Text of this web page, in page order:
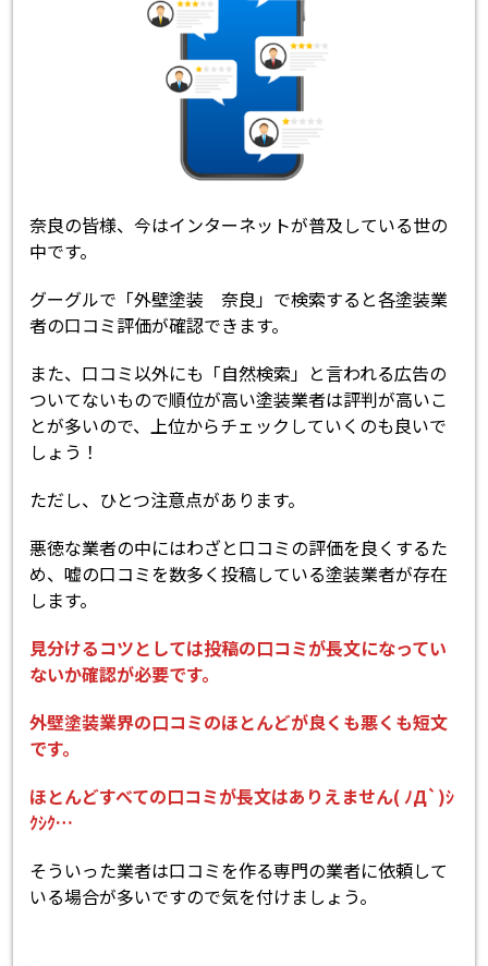
奈良の皆様、今はインターネットが普及している世の
中です。
グーグルで「外壁塗装 奈良」で検索すると各塗装業
者の口コミ評価が確認できます。
また、口コミ以外にも「自然検索」と言われる広告の
ついてないもので順位が高い塗装業者は評判が高いこ
とが多いので、上位からチェックしていくのも良いで
しょう！
ただし、ひとつ注意点があります。
悪徳な業者の中にはわざと口コミの評価を良くするた
め、嘘の口コミを数多く投稿している塗装業者が存在
します。
見分けるコツとしては投稿の口コミが長文になってい
ないか確認が必要です。
外壁塗装業界の口コミのほとんどが良くも悪くも短文
です。
ほとんどすべての口コミが長文はありえません( ﾉД`)ｼ
ｸｼｸ…
そういった業者は口コミを作る専門の業者に依頼して
いる場合が多いですので気を付けましょう。